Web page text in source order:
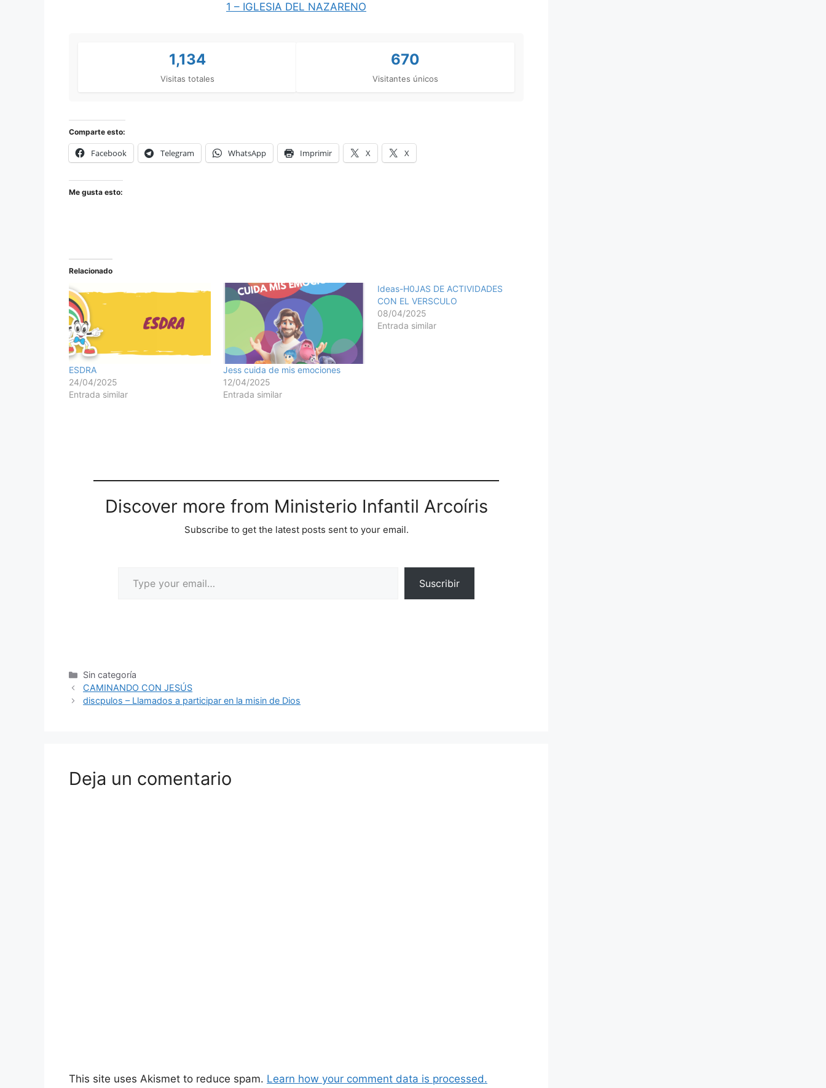
1 – IGLESIA DEL NAZARENO
1,134
Visitas totales
670
Visitantes únicos
Comparte esto:
Facebook Telegram WhatsApp Imprimir X X
Me gusta esto:
Relacionado
ESDRA
24/04/2025
Entrada similar
Jess cuida de mis emociones
12/04/2025
Entrada similar
Ideas-H0JAS DE ACTIVIDADES
CON EL VERSCULO
08/04/2025
Entrada similar
Discover more from Ministerio Infantil Arcoíris
Subscribe to get the latest posts sent to your email.
Suscribir
Sin categoría
CAMINANDO CON JESÚS
discpulos – Llamados a participar en la misin de Dios
Deja un comentario
This site uses Akismet to reduce spam. Learn how your comment data is processed.